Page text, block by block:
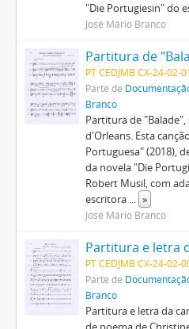
"Die Portugiesin" do
José Mário Branco
Partitura de
PT CEDJMB CX-24-02-
Parte de
Branco
Partitura de
d'Orleans. Esta
Portuguesa" (2018),
da novela "Die
Robert Musil, com
escritora ... »
José Mário Branco
PT CEDJMB CX-24-02-
Parte de
Branco
Partitura e letra da